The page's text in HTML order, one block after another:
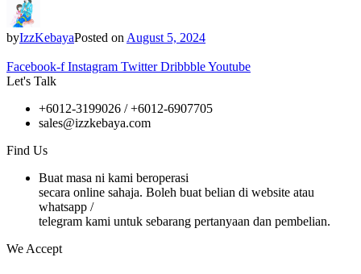
byIzzKebayaPosted on August 5, 2024
Facebook-f Instagram Twitter DribbbleYoutube
Let's Talk
+6012-3199026 / +6012-6907705
sales@izzkebaya.com
Find Us
Buat masa ni kami beroperasi
secara online sahaja. Boleh buat belian di website atau
whatsapp /
telegram kami untuk sebarang pertanyaan dan pembelian.
We Accept